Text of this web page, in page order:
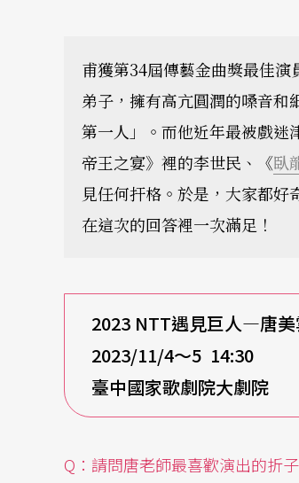
甫獲第34屆傳藝金曲獎最佳演
弟子，擁有高亢圓潤的嗓音和
第一人」。而他近年最被戲迷
帝王之宴》裡的李世民、《臥
見任何扞格。於是，大家都好
在這次的回答裡一次滿足！
2023 NTT遇見巨人—唐美
2023/11/4～5 14:30
臺中國家歌劇院大劇院
Q ：請問唐老師最喜歡演出的折